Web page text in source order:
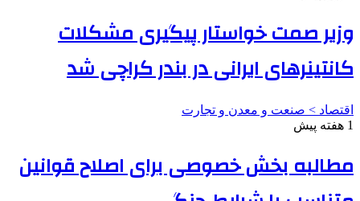
وزیر صمت خواستار پیگیری مشکلات
کانتینرهای ایرانی در بندر کراچی شد
اقتصاد > صنعت و معدن و تجارت
1 هفته پیش
مطالبه بخش خصوصی برای اصلاح قوانین